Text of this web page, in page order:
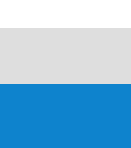
görüntülenemiyor.